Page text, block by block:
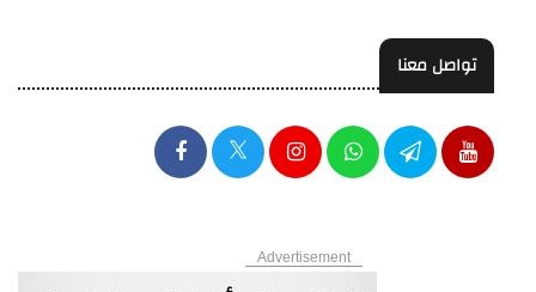
تواصل معنا
Advertisement